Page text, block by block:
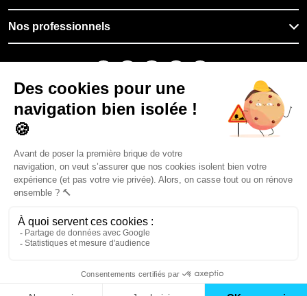
Nos professionnels
Filiale du groupe At Home